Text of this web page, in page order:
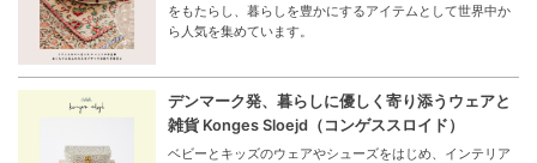
をもたらし、暮らしを豊かにするアイテムとして世界中か
ら人気を集めています。
デンマーク発、暮らしに優しく寄り添うウェアと
雑貨 Konges Sloejd（コンゲススロイド）
ベビーとキッズのウェアやシューズをはじめ、インテリア